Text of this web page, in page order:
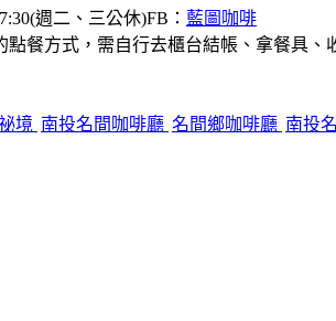
週二、三公休)FB： 藍圖咖啡
餐方式，需自行去櫃台結帳、拿餐具、
境 南投名間咖啡廳 名間鄉咖啡廳 南投